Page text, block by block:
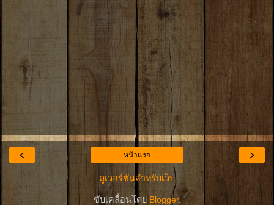
‹ ›
หน้าแรก
ดูเวอร์ชันสำหรับเว็บ
ขับเคลื่อนโดย Blogger.